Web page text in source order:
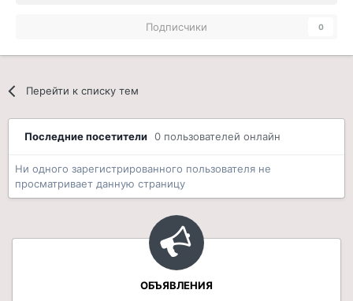
Подписчики 0
Перейти к списку тем
Последние посетители 0 пользователей онлайн
Ни одного зарегистрированного пользователя не
просматривает данную страницу
ОБЪЯВЛЕНИЯ